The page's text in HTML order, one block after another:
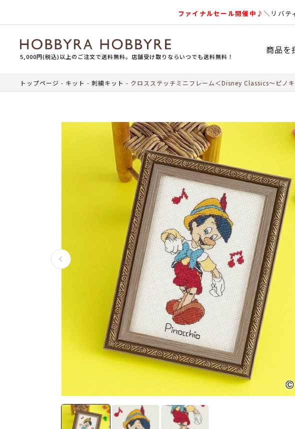
ファイナルセール開催中♪＼リバテ
5,000円(税込)以上のご注文で送料無料。店舗受け取りならいつでも送料無料！
商品を
トップページ キット 刺繍キット クロスステッチミニフレーム＜Disney Classics～ピノ